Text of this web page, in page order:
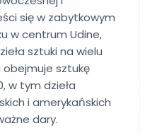
się w zabytkowym
w centrum Udine,
sztuki na wielu
obejmuje sztukę
w tym dzieła
i amerykańskich
dary.